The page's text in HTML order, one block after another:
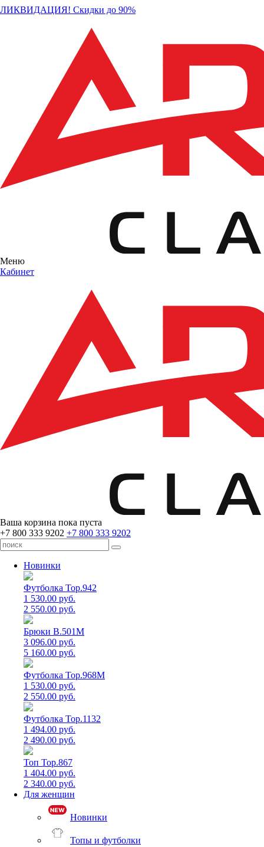
ЛИКВИДАЦИЯ! Скидки до 90%
Меню
Кабинет
Ваша корзина пока пуста
+7 800 333 9202 +7 800 333 9202
Новинки
Футболка Top.942
1 530.00 руб.
2 550.00 руб.
Брюки B.501M
3 096.00 руб.
5 160.00 руб.
Футболка Top.968M
1 530.00 руб.
2 550.00 руб.
Футболка Top.1132
1 494.00 руб.
2 490.00 руб.
Топ Top.867
1 404.00 руб.
2 340.00 руб.
Для женщин
Новинки
Топы и футболки